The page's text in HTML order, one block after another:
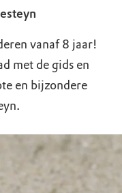
vanaf 8 jaar!
met de gids en
en bijzondere